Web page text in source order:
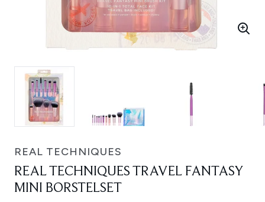
REAL TECHNIQUES
REAL TECHNIQUES TRAVEL FANTASY
MINI BORSTELSET